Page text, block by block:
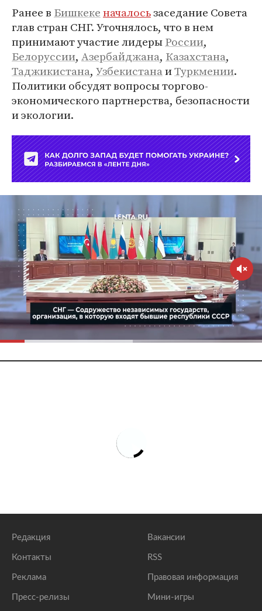
Ранее в Бишкекеначалосьзаседание Совета
глав стран СНГ. Уточнялось, что в нем
принимают участие лидерыРоссии,
Белоруссии, Азербайджана, Казахстана,
Таджикистана, УзбекистанаиТуркмении.
Политики обсудят вопросы торгово-
экономического партнерства, безопасности
и экологии.
Редакция
Контакты
Реклама
Пресс-релизы
Вакансии
RSS
Правовая информация
Мини-игры